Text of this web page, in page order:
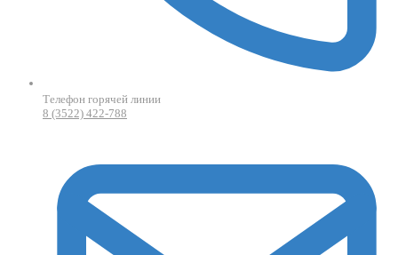
Телефон горячей линии
8 (3522) 422-788